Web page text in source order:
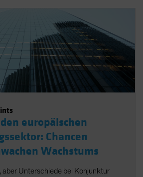
europäischen
Chancen
Wachstums
aber Unterschiede bei Konjunktur